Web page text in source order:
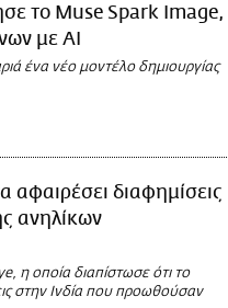
το Muse Spark Image,
με AI
ένα νέο μοντέλο δημιουργίας
αφαιρέσει διαφημίσεις
ανηλίκων
η οποία διαπίστωσε ότι το
στην Ινδία που προωθούσαν